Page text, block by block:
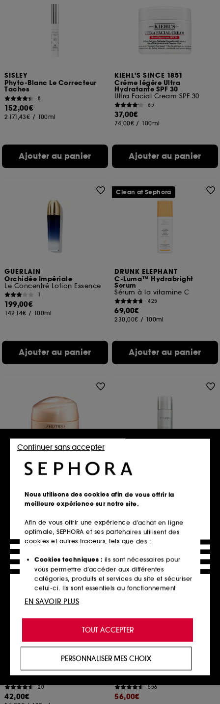
SISLEY
Phyto-Blanc Le Correcteur
Taches
8
152,00€
2.171,43€ / 100ml
Ajouter au panier
KIEHL'S SINCE 1851
Crème légère Ultra
Hydratante SPF 30
Ultra Facial Cream SPF 30
65
37,00€
74,00€ / 100ml
Ajouter au panier
GUERLAIN
Orchidée Impériale
Le Concentré Lotion Essence
1
199,00€
142,14€ / 100ml
Ajouter au panier
DRUNK ELEPHANT
C-Luma™ Hydrabright
Serum
Sérum à la vitamine C
425
69,00€
230,00€ / 100ml
Ajouter au panier
Clean at Sephora
SHISEIDO
Benefiance
148,00€
Ajouter au panier
111SKIN
Exfoliating Enzyme Cleanser
72,00€
Ajouter au panier
CHARLOTTE TILBURY
Magic Hydrator Mist
Brume fixatrice hydratante
20
42,00€
SHISEIDO
Essential Energy
Crème Activatrice d'Hydratation
556
56,00€
Offre fidélité web
Nous utilisons des cookies afin de vous offrir la
meilleure expérience sur notre site.
Afin de vous offrir une expérience d’achat en ligne
optimale, SEPHORA et ses partenaires utilisent des
cookies et autres traceurs, tels que des :
Cookies techniques : ils sont nécessaires pour
vous permettre d’accéder aux différentes
catégories, produits et services du site et sécuriser
celui-ci. Ils sont essentiels au fonctionnement
technique du site et ne peuvent être désactivés.
de vous offrir une expérience enrichie et
personnalisée en vous recommandant des
produits, des services et des contenus qui
proposer des offres promotionnelles adaptées à
votre profil.
Cookies réseaux sociaux et publicité :
utilisés pour vous présenter du contenu susceptible
TOUT ACCEPTER
Continuer sans accepter
PERSONNALISER MES CHOIX
EN SAVOIR PLUS